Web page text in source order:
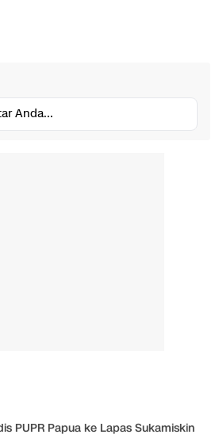
Anda...
PUPR Papua ke Lapas Sukamiskin